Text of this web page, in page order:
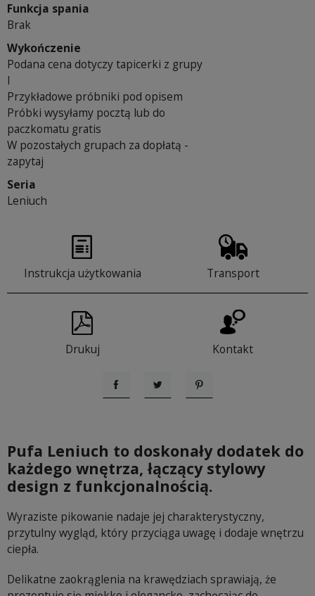
Funkcja spania
Brak
Wykończenie
Podana cena dotyczy tapicerki z grupy
I
Przykładowe próbniki pod opisem
Próbki wysyłamy pocztą lub do
paczkomatu gratis
W pozostałych grupach za dopłatą -
zapytaj
Seria
Leniuch
Instrukcja użytkowania Transport
Drukuj Kontakt
UdostępnijTweetujPinterest
Pufa Leniuch to doskonały dodatek do
każdego wnętrza, łączący stylowy
design z funkcjonalnością.
Wyraziste pikowanie nadaje jej charakterystyczny,
przytulny wygląd, który przyciąga uwagę i dodaje wnętrzu
ciepła.
Delikatne zaokrąglenia na krawędziach sprawiają, że